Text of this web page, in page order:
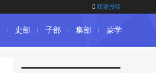
我要投稿
史部 子部 集部 蒙学